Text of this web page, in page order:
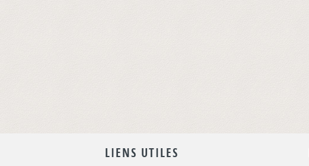
LIENS UTILES